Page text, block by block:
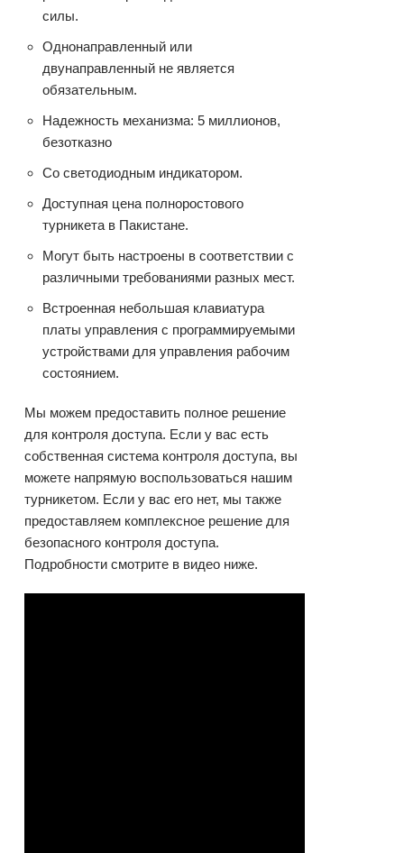
силы.
Однонаправленный или
двунаправленный не является
обязательным.
Надежность механизма: 5 миллионов,
безотказно
Со светодиодным индикатором.
Доступная цена полноростового
турникета в Пакистане.
Могут быть настроены в соответствии с
различными требованиями разных мест.
Встроенная небольшая клавиатура
платы управления с программируемыми
устройствами для управления рабочим
состоянием.
Мы можем предоставить полное решение
для контроля доступа. Если у вас есть
собственная система контроля доступа, вы
можете напрямую воспользоваться нашим
турникетом. Если у вас его нет, мы также
предоставляем комплексное решение для
безопасного контроля доступа.
Подробности смотрите в видео ниже.